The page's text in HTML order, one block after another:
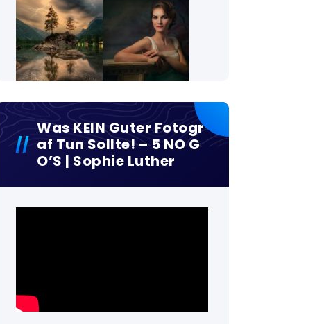
Was KEIN Guter Fotogr
Af Tun Sollte! – 5 NO G
O’S | Sophie Luther